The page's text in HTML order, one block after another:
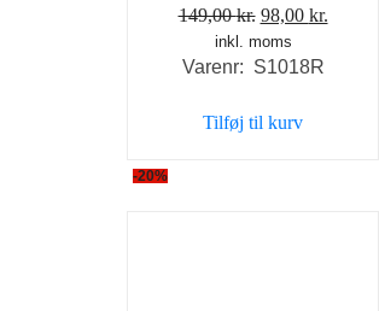
149,00kr. Den
oprindelige
pris
149,00 kr..
98,00 kr.
inkl. moms
Varenr: S1018R
Tilføj til kurv
-20%